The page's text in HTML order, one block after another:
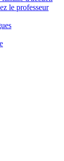
le professeur